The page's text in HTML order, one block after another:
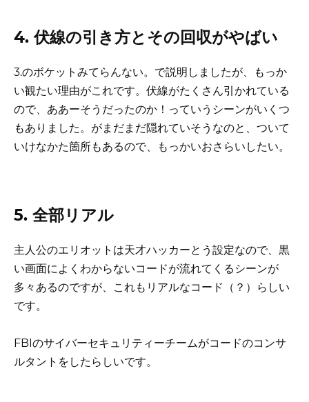
4. 伏線の引き方とその回収がやばい
3.のボケットみてらんない。で説明しましたが、もっか
い観たい理由がこれです。伏線がたくさん引かれている
ので、ああーそうだったのか！っていうシーンがいくつ
もありました。がまだまだ隠れていそうなのと、ついて
いけなかた箇所もあるので、もっかいおさらいしたい。
5. 全部リアル
主人公のエリオットは天才ハッカーとう設定なので、黒
い画面によくわからないコードが流れてくるシーンが
多々あるのですが、これもリアルなコード（？）らしい
です。
FBIのサイバーセキュリティーチームがコードのコンサ
ルタントをしたらしいです。